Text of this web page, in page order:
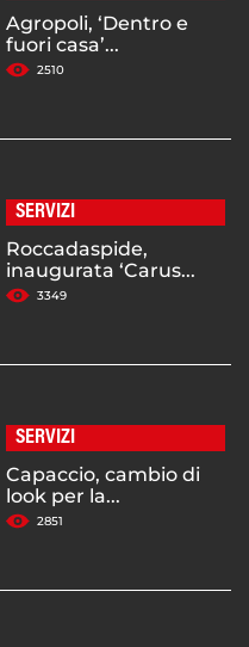
Agropoli, ‘Dentro e
fuori casa’...
2510
SERVIZI
Roccadaspide,
inaugurata ‘Carus...
3349
SERVIZI
Capaccio, cambio di
look per la...
2851